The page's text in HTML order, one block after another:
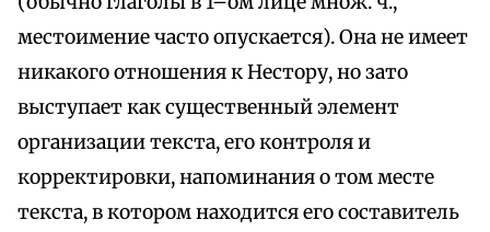
местоимение часто опускается). Она не имеет
никакого отношения к Нестору, но зато
выступает как существенный элемент
организации текста, его контроля и
корректировки, напоминания о том месте
текста, в котором находится его составитель